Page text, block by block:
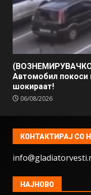
Автомобил покоси
шокираат!
06/08/2026
КОНТАКТИРАЈ СО
НАЈНОВО